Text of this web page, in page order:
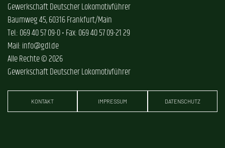
Gewerkschaft Deutscher Lokomotivführer
Baumweg 45, 60316 Frankfurt/Main
Tel.: 069 40 57 09-0 • Fax: 069 40 57 09-21 29
Mail: info@gdl.de
Alle Rechte © 2026
Gewerkschaft Deutscher Lokomotivführer
KONTAKT IMPRESSUM DATENSCHUTZ